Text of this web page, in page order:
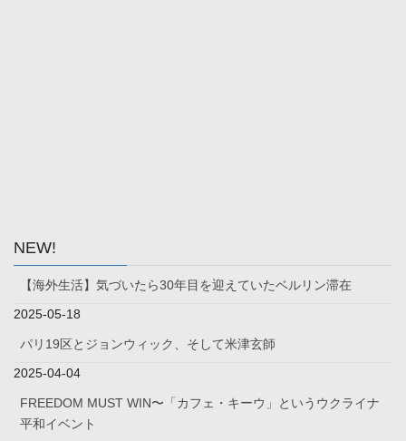
NEW!
【海外生活】気づいたら30年目を迎えていたベルリン滞在
2025-05-18
パリ19区とジョンウィック、そして米津玄師
2025-04-04
FREEDOM MUST WIN〜「カフェ・キーウ」というウクライナ
平和イベント